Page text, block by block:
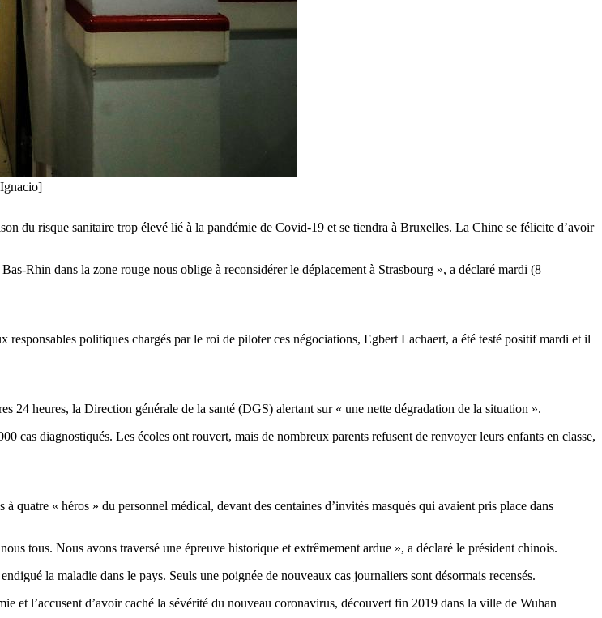
du risque sanitaire trop élevé lié à la pandémie de Covid-19 et se tiendra à Bruxelles. La Chine se félicite d’avoir
Rhin dans la zone rouge nous oblige à reconsidérer le déplacement à Strasbourg », a déclaré mardi (8
politiques chargés par le roi de piloter ces négociations, Egbert Lachaert, a été testé positif mardi et il
24 heures, la Direction générale de la santé (DGS) alertant sur « une nette dégradation de la situation ».
cas diagnostiqués. Les écoles ont rouvert, mais de nombreux parents refusent de renvoyer leurs enfants en classe,
quatre « héros » du personnel médical, devant des centaines d’invités masqués qui avaient pris place dans
tous. Nous avons traversé une épreuve historique et extrêmement ardue », a déclaré le président chinois.
la maladie dans le pays. Seuls une poignée de nouveaux cas journaliers sont désormais recensés.
et l’accusent d’avoir caché la sévérité du nouveau coronavirus, découvert fin 2019 dans la ville de Wuhan